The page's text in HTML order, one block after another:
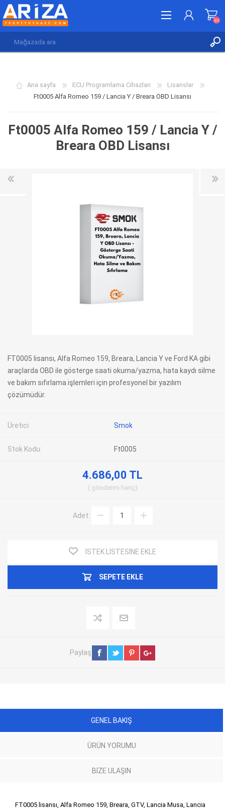
İSTEK LISTESI (0)
(0)
Ana sayfa ECU Programlama Cihazları
Lisanslar
Ft0005 Alfa Romeo 159 / Lancia Y / Breara OBD Lisansı
Ft0005 Alfa Romeo 159 / Lancia Y /
Breara OBD Lisansı
FT0005 lisansı, Alfa Romeo 159, Breara, Lancia Y ve Ford KA gibi
araçlarda OBD ile gösterge saati okuma/yazma, hata kaydı silme
ve bakım sıfırlama işlemleri için profesyonel bir yazılım
çözümüdür.
Üretici: Smok
Stok Kodu: Ft0005
4.686,00 TL
gönderim hariç
Adet:
İSTEK LISTESINE EKLE
SEPETE EKLE
Paylaş
GENEL BAKIŞ
ÜRÜN YORUMU
BIZE ULAŞIN
FT0005 lisansı, Alfa Romeo 159, Breara, GTV, Lancia Musa, Lancia